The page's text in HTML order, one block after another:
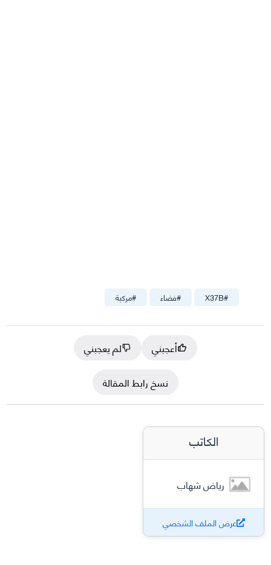
#مركبة #فضاء #
X37B
أعجبني
لم يعجبني
نسخ رابط المقالة
الكاتب
رياض شهاب
عرض الملف الشخصي